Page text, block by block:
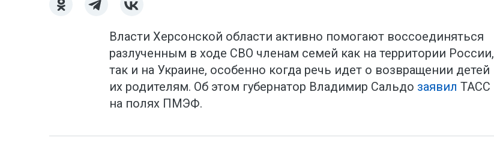
Власти Херсонской области активно помогают воссоединяться
разлученным в ходе СВО членам семей как на территории России,
так и на Украине, особенно когда речь идет о возвращении детей
их родителям. Об этом губернатор Владимир Сальдо заявил ТАСС
на полях ПМЭФ.